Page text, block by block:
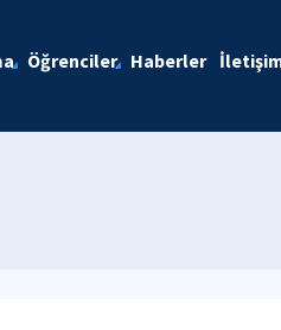
Öğrenciler Haberler